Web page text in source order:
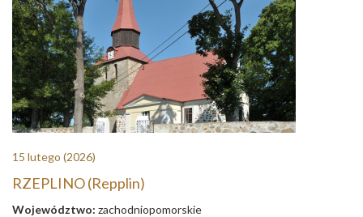
15 lutego (2026)
RZEPLINO (Repplin)
Województwo: zachodniopomorskie